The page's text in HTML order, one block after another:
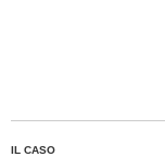
IL CASO